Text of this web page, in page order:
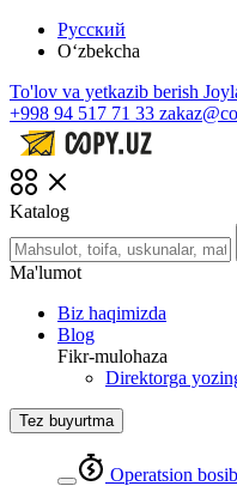
Русский
O‘zbekcha
To'lov va yetkazib berish
+998 94 517 71 33
Katalog
Ma'lumot
Biz haqimizda
Blog
Fikr-mulohaza
Direktorga
Tez buyurtma
Operatsion